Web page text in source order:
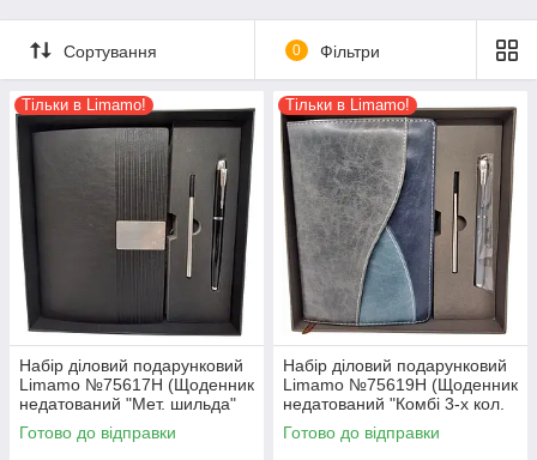
Сортування 0 Фільтри
Тільки в Limamo!
Набір діловий подарунковий
Limamo №75617Н (Щоденник
недатований "Мет. шильда"
та ролер) в коробці або
пакеті
Готово до відправки
Тільки в Limamo!
Набір діловий подарунковий
Limamo №75619Н (Щоденник
недатований "Комбі 3-х кол.
та ролер) в коробці
Готово до відправки